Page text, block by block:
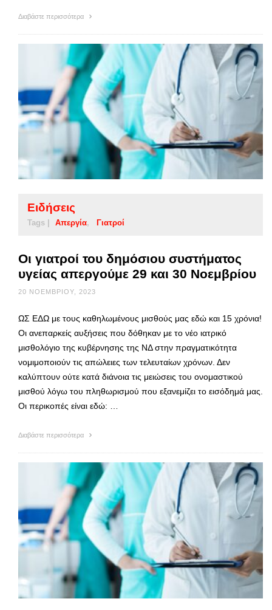
Διαβάστε περισσότερα
Ειδήσεις
Tags | Απεργία Γιατροί
Οι γιατροί του δημόσιου συστήματος
υγείας απεργούμε 29 και 30 Νοεμβρίου
20 ΝΟΕΜΒΡΊΟΥ, 2023
ΩΣ ΕΔΩ με τους καθηλωμένους μισθούς μας εδώ και 15 χρόνια!
Οι ανεπαρκείς αυξήσεις που δόθηκαν με το νέο ιατρικό
μισθολόγιο της κυβέρνησης της ΝΔ στην πραγματικότητα
νομιμοποιούν τις απώλειες των τελευταίων χρόνων. Δεν
καλύπτουν ούτε κατά διάνοια τις μειώσεις του ονομαστικού
μισθού λόγω του πληθωρισμού που εξανεμίζει το εισόδημά μας.
Οι περικοπές είναι εδώ: …
Διαβάστε περισσότερα